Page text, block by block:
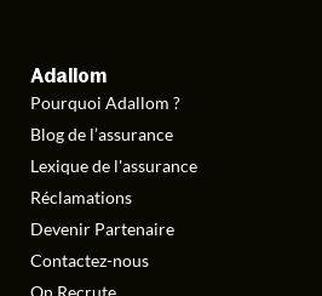
Adallom
Pourquoi Adallom ?
Blog de l’assurance
Lexique de l'assurance
Réclamations
Devenir Partenaire
Contactez-nous
On Recrute